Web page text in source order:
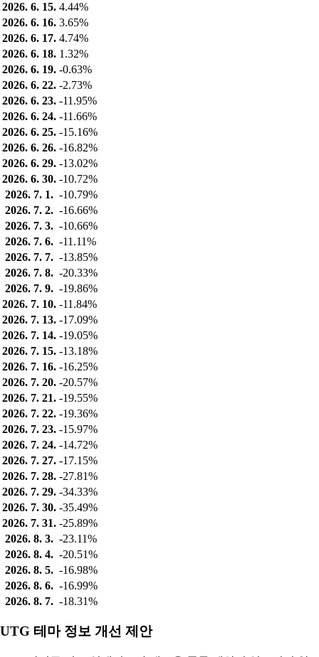
2026. 6. 15. 4.44%
2026. 6. 16. 3.65%
2026. 6. 17. 4.74%
2026. 6. 18. 1.32%
2026. 6. 19. -0.63%
2026. 6. 22. -2.73%
2026. 6. 23. -11.95%
2026. 6. 24. -11.66%
2026. 6. 25. -15.16%
2026. 6. 26. -16.82%
2026. 6. 29. -13.02%
2026. 6. 30. -10.72%
2026. 7. 1. -10.79%
2026. 7. 2. -16.66%
2026. 7. 3. -10.66%
2026. 7. 6. -11.11%
2026. 7. 7. -13.85%
2026. 7. 8. -20.33%
2026. 7. 9. -19.86%
2026. 7. 10. -11.84%
2026. 7. 13. -17.09%
2026. 7. 14. -19.05%
2026. 7. 15. -13.18%
2026. 7. 16. -16.25%
2026. 7. 20. -20.57%
2026. 7. 21. -19.55%
2026. 7. 22. -19.36%
2026. 7. 23. -15.97%
2026. 7. 24. -14.72%
2026. 7. 27. -17.15%
2026. 7. 28. -27.81%
2026. 7. 29. -34.33%
2026. 7. 30. -35.49%
2026. 7. 31. -25.89%
2026. 8. 3. -23.11%
2026. 8. 4. -20.51%
2026. 8. 5. -16.98%
2026. 8. 6. -16.99%
2026. 8. 7. -18.31%
UTG 테마 정보 개선 제안